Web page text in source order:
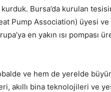
Bursa’da kurulan
Pump Association) üyesi
en yakın ısı pompası
ve hem de yerelde
akıllı bina teknolojileri ve